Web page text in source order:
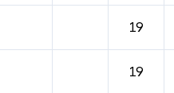
19
19